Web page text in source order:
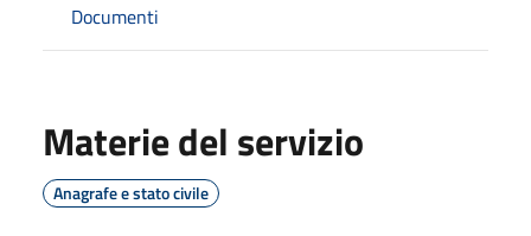
Documenti
Materie del servizio
Anagrafe e stato civile